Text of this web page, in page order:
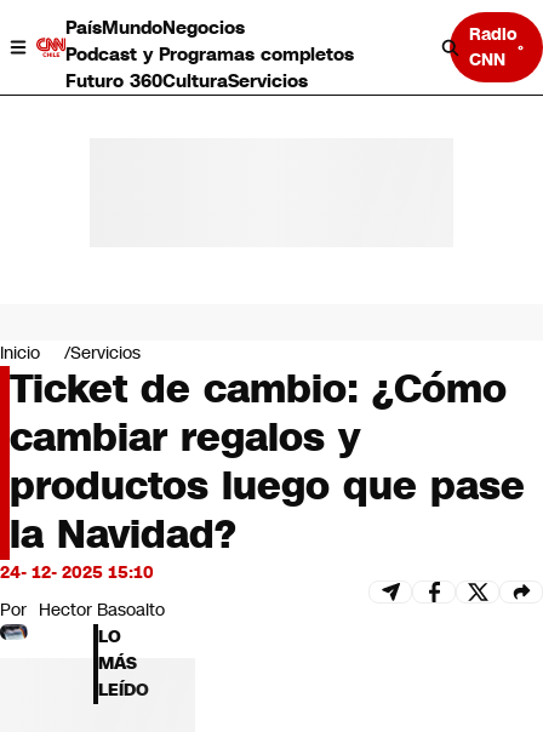
PaísMundoNegocios
Podcast y Programas completos
Futuro 360CulturaServicios
Radio
CNN
Negocios
Deportes
Programas completos
Cultura
Servicios
Bits
CNN tiempo
Futuro 360
Inicio Servicios
Ticket de cambio: ¿Cómo
cambiar regalos y
productos luego que pase
la Navidad?
24- 12- 2025 15:10
Por Hector Basoalto
LO
MÁS
LEÍDO